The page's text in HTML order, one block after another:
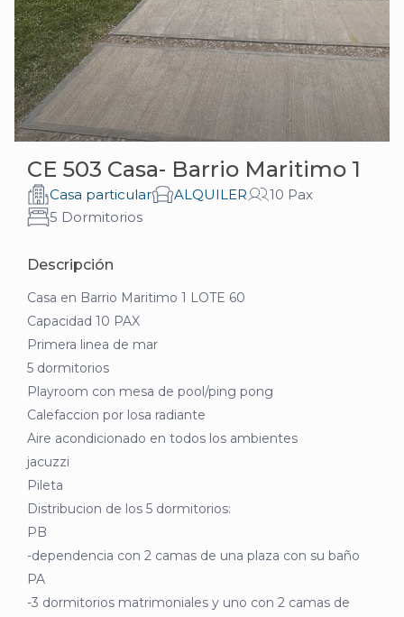
CE 503 Casa- Barrio Maritimo 1
Casa particular ALQUILER
10 Pax
5 Dormitorios
Descripción
Casa en Barrio Maritimo 1 LOTE 60
Capacidad 10 PAX
Primera linea de mar
5 dormitorios
Playroom con mesa de pool/ping pong
Calefaccion por losa radiante
Aire acondicionado en todos los ambientes
jacuzzi
Pileta
Distribucion de los 5 dormitorios:
PB
-dependencia con 2 camas de una plaza con su baño
PA
-3 dormitorios matrimoniales y uno con 2 camas de